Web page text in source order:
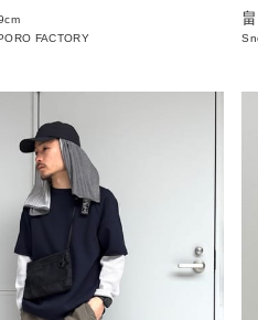
FACTORY